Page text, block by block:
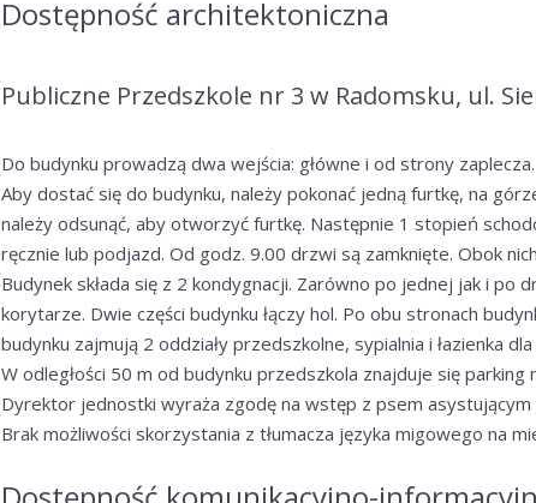
Dostępność architektoniczna
Publiczne Przedszkole nr 3 w Radomsku, ul.
Do budynku prowadzą dwa wejścia: główne i od strony zaplecza.
Aby dostać się do budynku, należy pokonać jedną furtkę, na
należy odsunąć, aby otworzyć furtkę. Następnie 1 stopień
ręcznie lub podjazd. Od godz. 9.00 drzwi są zamknięte. Obok
Budynek składa się z 2 kondygnacji. Zarówno po jednej jak i po
korytarze. Dwie części budynku łączy hol. Po obu stronach
budynku zajmują 2 oddziały przedszkolne, sypialnia i łazienka
W odległości 50 m od budynku przedszkola znajduje się parking
Dyrektor jednostki wyraża zgodę na wstęp z psem asystującym
Brak możliwości skorzystania z tłumacza języka migowego na